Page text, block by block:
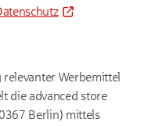
Werbemittel
die advanced store
Berlin) mittels